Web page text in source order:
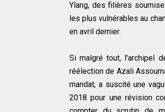
Ylang, des filières
les plus vulnérables au
en avril dernier.
Si malgré tout, l'archipel
réélection de Azali
mandat, a suscité une
2018 pour une révision